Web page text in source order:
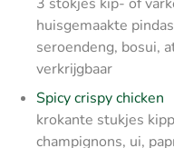
huisgemaakte
seroendeng, bosui,
verkrijgbaar
Spicy crispy chicken
krokante stukjes
champignons, ui,